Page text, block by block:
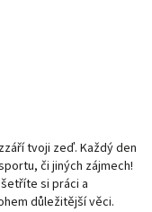
tvoji zeď. Každý den
či jiných zájmech!
si práci a
důležitější věci.